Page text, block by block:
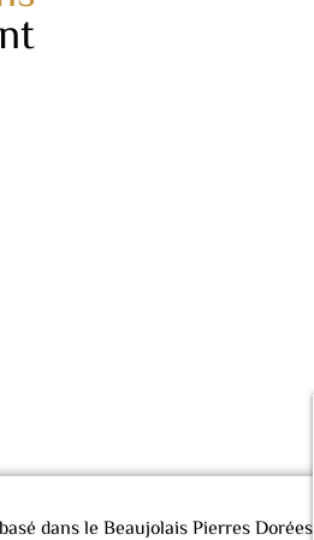
dans le Beaujolais Pierres Dorées